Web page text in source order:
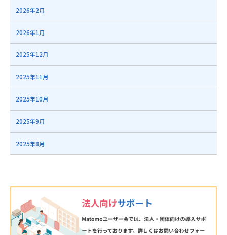
2026年2月
2026年1月
2025年12月
2025年11月
2025年10月
2025年9月
2025年8月